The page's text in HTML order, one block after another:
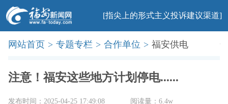
[指尖上的形式主义投诉建议渠道]
首页 新闻 社会 民生 法治 产业
教育
网站首页 > 专题专栏 > 合作单位 > 福安供电
注意！福安这些地方计划停电......
阅读量：6.4w
发布时间：2025-04-25 17:49:08